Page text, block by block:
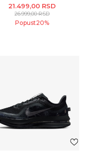
21.499,00 RSD
26.999,00RSD
Popust20%